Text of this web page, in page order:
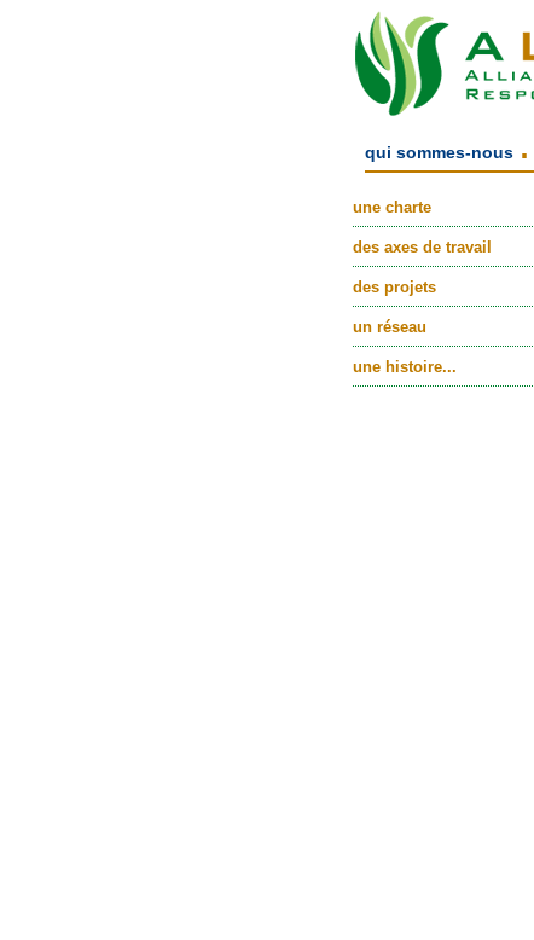
qui sommes-nous .
une charte
des axes de travail
des projets
un réseau
une histoire...